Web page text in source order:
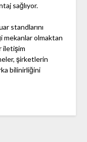
sağlıyor.
standlarını
mekanlar olmaktan
iletişim
şirketlerin
bilinirliğini